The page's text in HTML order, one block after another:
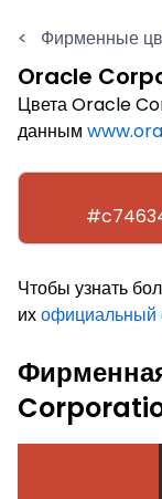
< Фирменные
Oracle
Цвета Oracle
данным
Чтобы узнать
ихофициальный